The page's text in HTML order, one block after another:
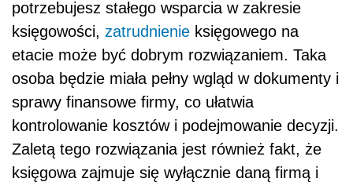
potrzebujesz stałego wsparcia w zakresie
księgowości, zatrudnienie księgowego na
etacie może być dobrym rozwiązaniem. Taka
osoba będzie miała pełny wgląd w dokumenty i
sprawy finansowe firmy, co ułatwia
kontrolowanie kosztów i podejmowanie decyzji.
Zaletą tego rozwiązania jest również fakt, że
księgowa zajmuje się wyłącznie daną firmą i